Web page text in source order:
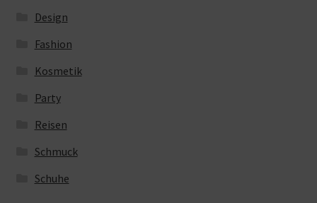
Design
Fashion
Kosmetik
Party
Reisen
Schmuck
Schuhe